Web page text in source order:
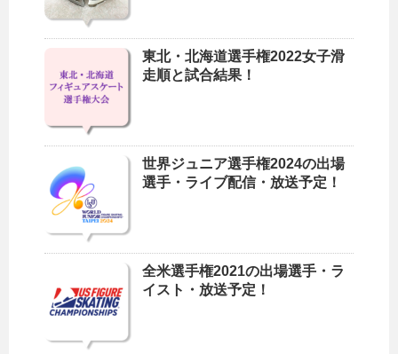
東北・北海道選手権2022女子滑
走順と試合結果！
世界ジュニア選手権2024の出場
選手・ライブ配信・放送予定！
全米選手権2021の出場選手・ラ
イスト・放送予定！